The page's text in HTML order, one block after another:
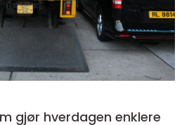
gjør hverdagen enklere